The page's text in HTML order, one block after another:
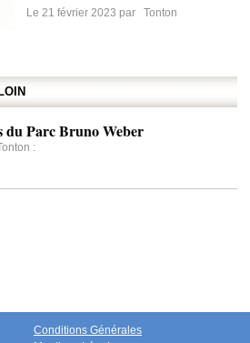
Le 21 février 2023 par
Tonton
du Parc Bruno Weber
:
Conditions Générales